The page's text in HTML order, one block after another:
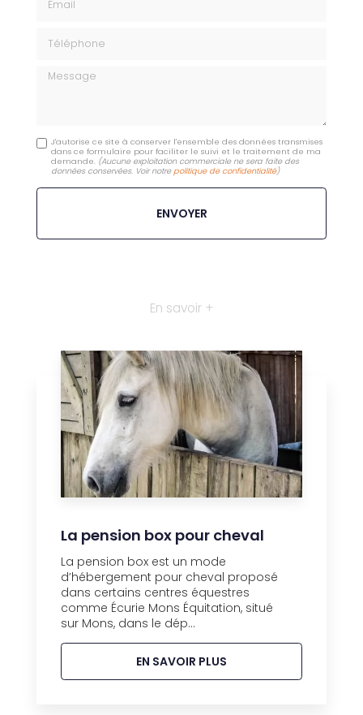
Message
J'autorise ce site à conserver l'ensemble des données transmises
dans ce formulaire pour faciliter le suivi et le traitement de ma
demande. (Aucune exploitation commerciale ne sera faite des
données conservées. Voir notrepolitique de confidentialité)
En savoir +
La pension box pour cheval
La pension box est un mode
d’hébergement pour cheval proposé
dans certains centres équestres
comme Écurie Mons Équitation, situé
sur Mons, dans le dép...
EN SAVOIR PLUS